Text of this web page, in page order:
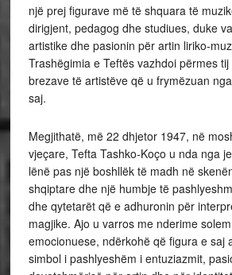
një prej figurave më të shquara të
dirigjent, pedagog dhe studiues, duke
artistike dhe pasionin për artin
Trashëgimia e Teftës vazhdoi përmes
brezave të artistëve që u frymëzuan
saj.
Megjithatë, më 22 dhjetor 1947, në
vjeçare, Tefta Tashko‑Koço u nda nga
lënë pas një boshllëk të madh në
shqiptare dhe një humbje të
dhe qytetarët që e adhuronin për
magjike. Ajo u varros me nderime
emocionuese, ndërkohë që figura e saj
simbol i pashlyeshëm i entuziazmit,